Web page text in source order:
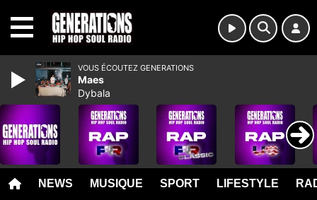
NEWS MUSIQUE SPORT LIFESTYLE
VOUS ÉCOUTEZ GENERATIONS
Maes
Dybala